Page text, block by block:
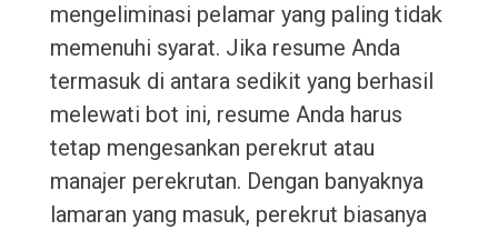
mengeliminasi pelamar yang paling tidak
memenuhi syarat. Jika resume Anda
termasuk di antara sedikit yang berhasil
melewati bot ini, resume Anda harus
tetap mengesankan perekrut atau
manajer perekrutan. Dengan banyaknya
lamaran yang masuk, perekrut biasanya